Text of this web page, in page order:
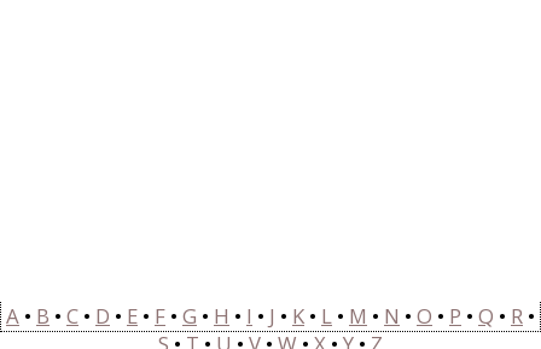
A • B • C • D • E • F • G • H • I • J • K • L • M • N • O • P • Q • R •